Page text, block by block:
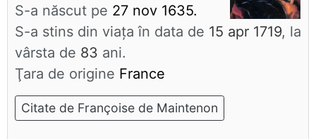
S-a născut pe 27 nov 1635.
S-a stins din viaţa în data de 15 apr 1719, la
vârsta de 83 ani.
Ţara de origine France
Citate de Françoise de Maintenon